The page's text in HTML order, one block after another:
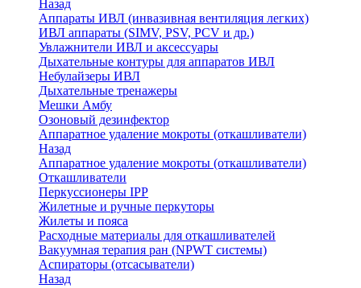
Назад
Аппараты ИВЛ (инвазивная вентиляция легких)
ИВЛ аппараты (SIMV, PSV, PCV и др.)
Увлажнители ИВЛ и аксессуары
Дыхательные контуры для аппаратов ИВЛ
Небулайзеры ИВЛ
Дыхательные тренажеры
Мешки Амбу
Озоновый дезинфектор
Аппаратное удаление мокроты (откашливатели)
Назад
Аппаратное удаление мокроты (откашливатели)
Откашливатели
Перкуссионеры IPP
Жилетные и ручные перкуторы
Жилеты и пояса
Расходные материалы для откашливателей
Вакуумная терапия ран (NPWT системы)
Аспираторы (отсасыватели)
Назад